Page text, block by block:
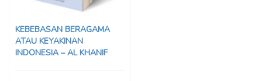
KEBEBASAN BERAGAMA
ATAU KEYAKINAN
INDONESIA – AL KHANIF